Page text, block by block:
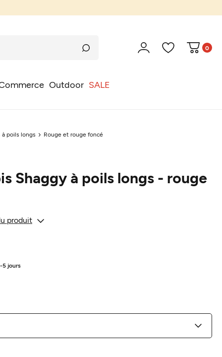
Outdoor SALE
0
à poils longs Rouge et rouge foncé
Shaggy à poils longs - rouge
produit
5 jours